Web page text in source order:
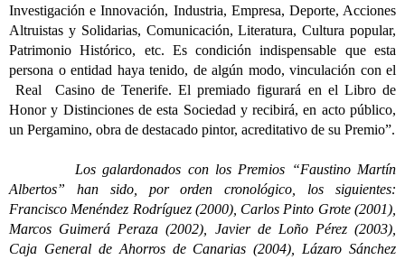
Investigación e Innovación, Industria, Empresa, Deporte, Acciones
Altruistas y Solidarias, Comunicación, Literatura, Cultura popular,
Patrimonio Histórico, etc. Es condición indispensable que esta
persona o entidad haya tenido, de algún modo, vinculación con el
Real Casino de Tenerife. El premiado figurará en el Libro de
Honor y Distinciones de esta Sociedad y recibirá, en acto público,
un Pergamino, obra de destacado pintor, acreditativo de su Premio”.
Los galardonados con los Premios “Faustino Martín
Albertos” han sido, por orden cronológico, los siguientes:
Francisco Menéndez Rodríguez (2000), Carlos Pinto Grote (2001),
Marcos Guimerá Peraza (2002), Javier de Loño Pérez (2003),
Caja General de Ahorros de Canarias (2004), Lázaro Sánchez